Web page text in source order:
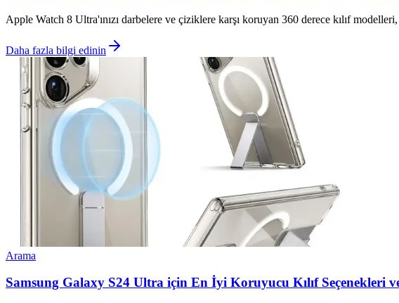
Apple Watch 8 Ultra'ınızı darbelere ve çiziklere karşı koruyan 360 derece kılıf
Daha fazla bilgi edinin
Arama
Samsung Galaxy S24 Ultra için En İyi Koruyucu Kılıf Seçenekleri